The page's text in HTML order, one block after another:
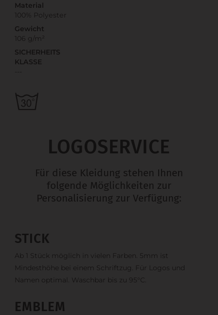
Material
100% Polyester
Gewicht
106 g/m²
SICHERHEITS
KLASSE
LOGOSERVICE
Für diese Kleidung stehen Ihnen
folgende Möglichkeiten zur
Personalisierung zur Verfügung:
STICK
Ab 1 Stück möglich in vielen Farben. 5mm ist
Mindesthöhe bei einem Schriftzug. Für Logos und
Namen optimal. Waschbar bis zu 95°C.
EMBLEM